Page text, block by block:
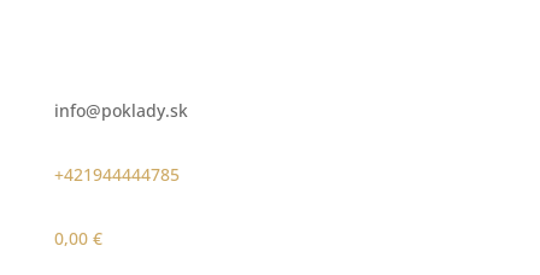
info@poklady.sk
+421944444785
0,00 €